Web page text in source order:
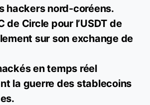
hackers nord-coréens.
de Circle pour l’USDT de
sur son exchange de
en temps réel
la guerre des stablecoins